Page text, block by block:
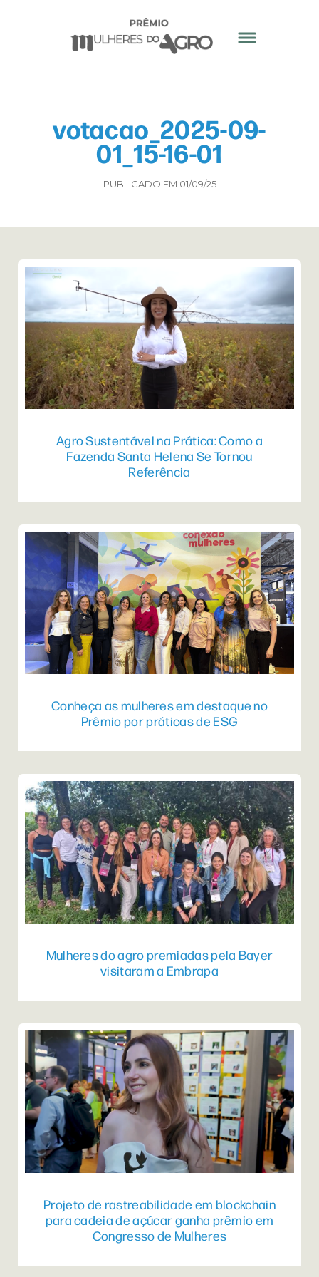
votacao_2025-09-
01_15-16-01
PUBLICADO EM 01/09/25
Agro Sustentável na Prática: Como a
Fazenda Santa Helena Se Tornou
Referência
Conheça as mulheres em destaque no
Prêmio por práticas de ESG
Mulheres do agro premiadas pela Bayer
visitaram a Embrapa
Projeto de rastreabilidade em blockchain
para cadeia de açúcar ganha prêmio em
Congresso de Mulheres